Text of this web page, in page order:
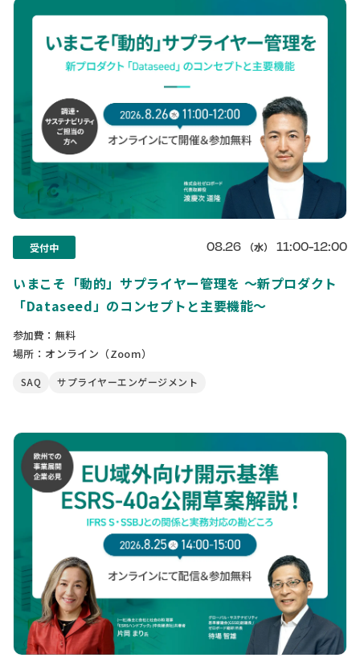
受付中 08.26 （水） 11:00-12:00
いまこそ「動的」サプライヤー管理を 〜新プロダクト
「Dataseed」のコンセプトと主要機能〜
参加費：無料
場所：オンライン（Zoom）
SAQ サプライヤーエンゲージメント